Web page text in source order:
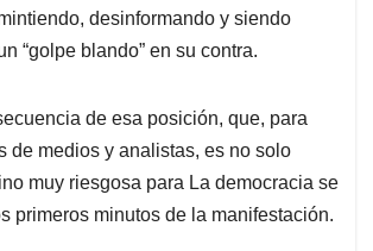
de masas y de víctima, el
directos contra la revista Semana y
“La revista ordena y el CTI obedece”
de policía judicial de la Fiscalía y
pesquisas sobre las chuzadas